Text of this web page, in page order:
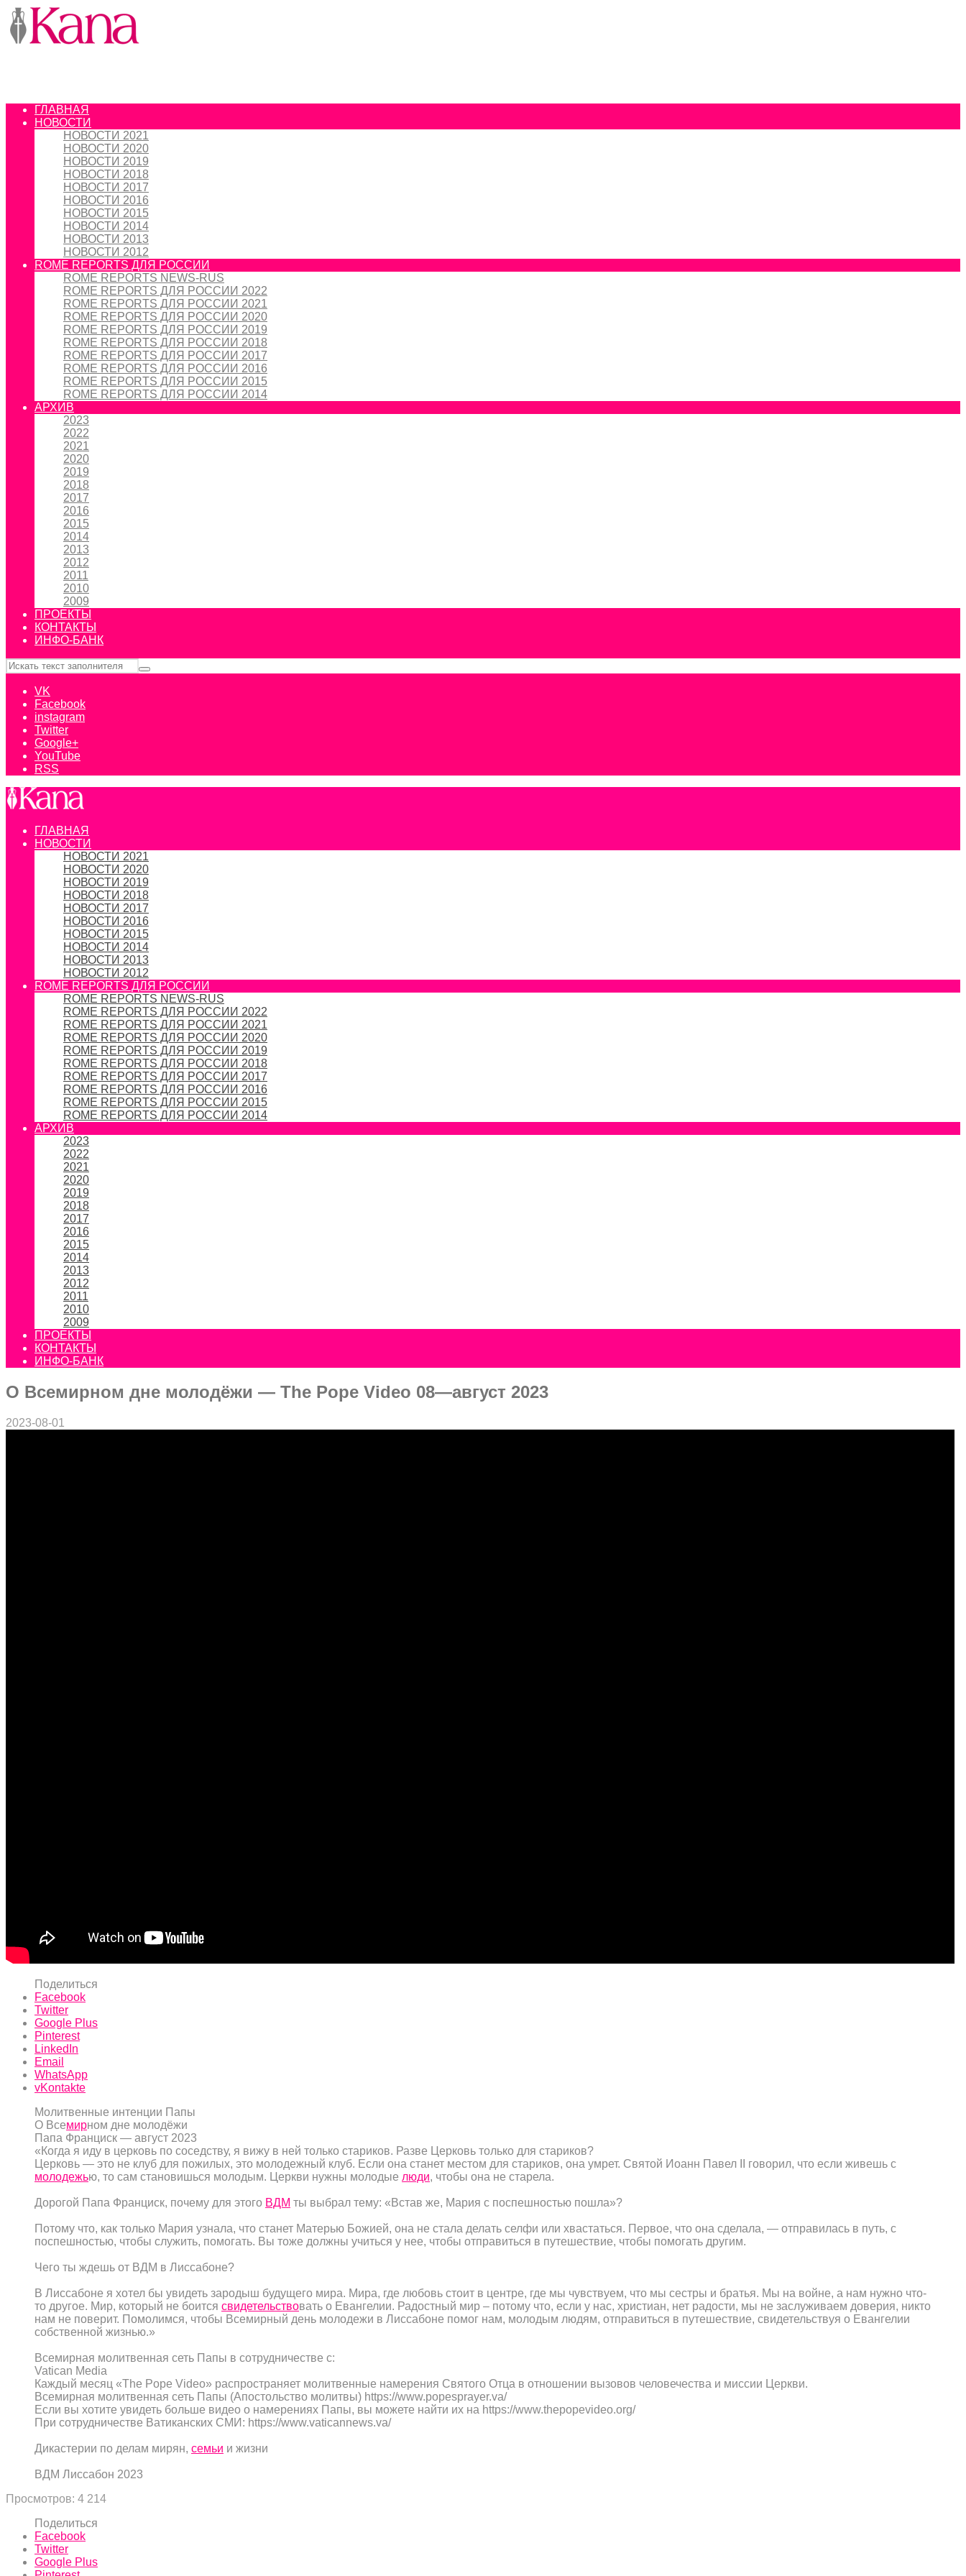
ГЛАВНАЯ
НОВОСТИ
НОВОСТИ 2021
НОВОСТИ 2020
НОВОСТИ 2019
НОВОСТИ 2018
НОВОСТИ 2017
НОВОСТИ 2016
НОВОСТИ 2015
НОВОСТИ 2014
НОВОСТИ 2013
НОВОСТИ 2012
ROME REPORTS ДЛЯ РОССИИ
ROME REPORTS NEWS-RUS
ROME REPORTS ДЛЯ РОССИИ 2022
ROME REPORTS ДЛЯ РОССИИ 2021
ROME REPORTS ДЛЯ РОССИИ 2020
ROME REPORTS ДЛЯ РОССИИ 2019
ROME REPORTS ДЛЯ РОССИИ 2018
ROME REPORTS ДЛЯ РОССИИ 2017
ROME REPORTS ДЛЯ РОССИИ 2016
ROME REPORTS ДЛЯ РОССИИ 2015
ROME REPORTS ДЛЯ РОССИИ 2014
АРХИВ
2023
2022
2021
2020
2019
2018
2017
2016
2015
2014
2013
2012
2011
2010
2009
ПРОЕКТЫ
КОНТАКТЫ
ИНФО-БАНК
VK
Facebook
instagram
Twitter
Google+
YouTube
RSS
ГЛАВНАЯ
НОВОСТИ
НОВОСТИ 2021
НОВОСТИ 2020
НОВОСТИ 2019
НОВОСТИ 2018
НОВОСТИ 2017
НОВОСТИ 2016
НОВОСТИ 2015
НОВОСТИ 2014
НОВОСТИ 2013
НОВОСТИ 2012
ROME REPORTS ДЛЯ РОССИИ
ROME REPORTS NEWS-RUS
ROME REPORTS ДЛЯ РОССИИ 2022
ROME REPORTS ДЛЯ РОССИИ 2021
ROME REPORTS ДЛЯ РОССИИ 2020
ROME REPORTS ДЛЯ РОССИИ 2019
ROME REPORTS ДЛЯ РОССИИ 2018
ROME REPORTS ДЛЯ РОССИИ 2017
ROME REPORTS ДЛЯ РОССИИ 2016
ROME REPORTS ДЛЯ РОССИИ 2015
ROME REPORTS ДЛЯ РОССИИ 2014
АРХИВ
2023
2022
2021
2020
2019
2018
2017
2016
2015
2014
2013
2012
2011
2010
2009
ПРОЕКТЫ
КОНТАКТЫ
ИНФО-БАНК
О Всемирном дне молодёжи — The Pope Video 08—август 2023
2023-08-01
Поделиться
Facebook
Twitter
Google Plus
Pinterest
LinkedIn
Email
WhatsApp
vKontakte
Молитвенные интенции Папы
О Всемирном дне молодёжи
Папа Франциск — август 2023
«Когда я иду в церковь по соседству, я вижу в ней только стариков. Разве Церковь только для стариков?
Церковь — это не клуб для пожилых, это молодежный клуб. Если она станет местом для стариков, она умрет. Святой Иоанн Павел II говорил, что если живешь с
молодежью, то сам становишься молодым. Церкви нужны молодые люди, чтобы она не старела.
Дорогой Папа Франциск, почему для этого ВДМ ты выбрал тему: «Встав же, Мария с поспешностью пошла»?
Потому что, как только Мария узнала, что станет Матерью Божией, она не стала делать селфи или хвастаться. Первое, что она сделала, — отправилась в путь, с
поспешностью, чтобы служить, помогать. Вы тоже должны учиться у нее, чтобы отправиться в путешествие, чтобы помогать другим.
Чего ты ждешь от ВДМ в Лиссабоне?
В Лиссабоне я хотел бы увидеть зародыш будущего мира. Мира, где любовь стоит в центре, где мы чувствуем, что мы сестры и братья. Мы на войне, а нам нужно что-
то другое. Мир, который не боится свидетельствовать о Евангелии. Радостный мир – потому что, если у нас, христиан, нет радости, мы не заслуживаем доверия, никто
нам не поверит. Помолимся, чтобы Всемирный день молодежи в Лиссабоне помог нам, молодым людям, отправиться в путешествие, свидетельствуя о Евангелии
собственной жизнью.»
Всемирная молитвенная сеть Папы в сотрудничестве с:
Vatican Media
Каждый месяц «The Pope Video» распространяет молитвенные намерения Святого Отца в отношении вызовов человечества и миссии Церкви.
Всемирная молитвенная сеть Папы (Апостольство молитвы) https://www.popesprayer.va/
Если вы хотите увидеть больше видео о намерениях Папы, вы можете найти их на https://www.thepopevideo.org/
При сотрудничестве Ватиканских СМИ: https://www.vaticannews.va/
Дикастерии по делам мирян, семьи и жизни
ВДМ Лиссабон 2023
Просмотров: 4 214
Поделиться
Facebook
Twitter
Google Plus